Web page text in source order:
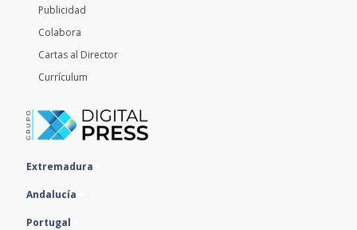
Publicidad
Colabora
Cartas al Director
Currículum
Extremadura
Andalucía
Portugal